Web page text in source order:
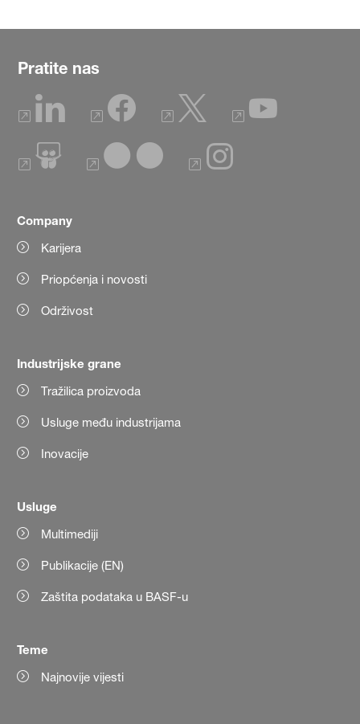
Pratite nas
Company
Karijera
Priopćenja i novosti
Održivost
Industrijske grane
Tražilica proizvoda
Usluge među industrijama
Inovacije
Usluge
Multimediji
Publikacije (EN)
Zaštita podataka u BASF-u
Teme
Najnovije vijesti